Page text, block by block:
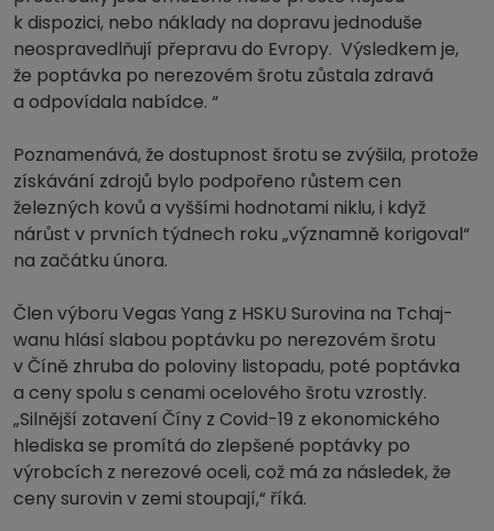
k dispozici, nebo náklady na dopravu jednoduše
neospravedlňují přepravu do Evropy. Výsledkem je,
že poptávka po nerezovém šrotu zůstala zdravá
a odpovídala nabídce. “
Poznamenává, že dostupnost šrotu se zvýšila, protože
získávání zdrojů bylo podpořeno růstem cen
železných kovů a vyššími hodnotami niklu, i když
nárůst v prvních týdnech roku „významně korigoval“
na začátku února.
Člen výboru Vegas Yang z HSKU Surovina na Tchaj-
wanu hlásí slabou poptávku po nerezovém šrotu
v Číně zhruba do poloviny listopadu, poté poptávka
a ceny spolu s cenami ocelového šrotu vzrostly.
„Silnější zotavení Číny z Covid-19 z ekonomického
hlediska se promítá do zlepšené poptávky po
výrobcích z nerezové oceli, což má za následek, že
ceny surovin v zemi stoupají,“ říká.